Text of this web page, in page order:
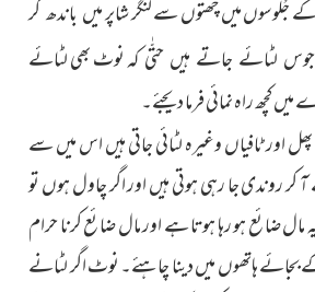
میں چھتوں سے لنگر شاپرمیں باندھ کر
جوس لٹائے جاتے ہیں حتّٰی کہنوٹ بھی لٹائے
کچھ راہ نمائی فرما دیجئے۔
اور ٹافیاں وغیرہ لٹائی جاتی ہیں اس میں سے
کر روندی جا رہی ہوتی ہیں اور اگر چاول ہوں تو
ضائع ہو رہا ہوتا ہے اور مال ضائع کرنا حرام
ہاتھوں میں دینا چاہئے۔ نوٹ اگر لٹانے